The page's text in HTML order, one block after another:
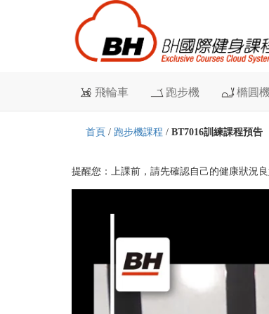
飛輪車 跑步機 橢圓
首頁 / 跑步機課程 / BT7016訓練課程預告
提醒您：上課前，請先確認自己的健康狀況